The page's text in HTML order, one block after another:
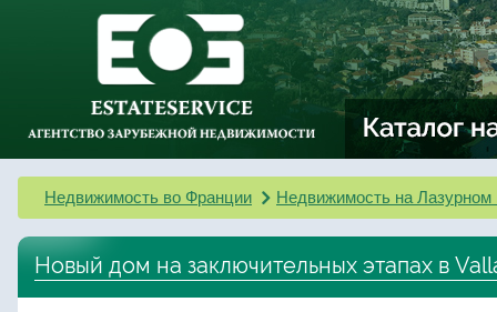
Недвижимость во Франции Недвижимость на Лазурном
Новый дом на заключительных этапах в